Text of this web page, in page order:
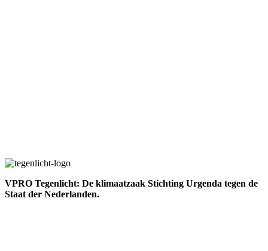
VPRO Tegenlicht: De klimaatzaak Stichting Urgenda tegen de
Staat der Nederlanden.